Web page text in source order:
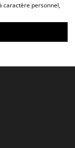
caractère personnel,